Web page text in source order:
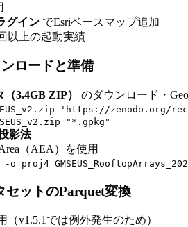
グイン でEsriベースマップ追加
以上の起動実績
ロードと準備
3.4GB ZIP） のダウンロード・
'https://zenodo.org/
"*.gpkg"
影法
（AEA）を使用
proj4
ットのParquet変換
（v1.5.1では例外発生のため）